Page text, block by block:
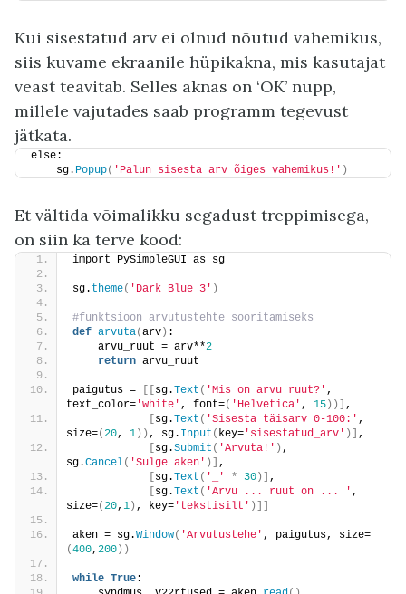
Kui sisestatud arv ei olnud nõutud vahemikus,
siis kuvame ekraanile hüpikakna, mis kasutajat
veast teavitab. Selles aknas on ‘OK’ nupp,
millele vajutades saab programm tegevust
jätkata.
else:
    sg.
Popup( 'Palun sisesta arv õiges vahemikus!' )
Et vältida võimalikku segadust treppimisega,
on siin ka terve kood:
import PySimpleGUI as sg
sg. theme( 'Dark Blue 3' )
#funktsioon arvutustehte sooritamiseks
def arvuta(arv) :
    arvu_ruut = arv**
2
return arvu_ruut
paigutus = [[sg.Text ( 'Mis on arvu ruut?' ,
text_color= 'white' , font=( 'Helvetica' , 15))] ,
[sg.Text ( 'Sisesta täisarv 0-100:' ,
size=(20, 1)) , sg. Input ( key= 'sisestatud_arv' )] ,
[sg.Submit ( 'Arvuta!' ) ,
sg.Cancel( 'Sulge aken' )] ,
[sg.Text ( '_' * 30)] ,
[sg.Text ( 'Arvu ... ruut on ... ' ,
size=(20, 1) , key= 'tekstisilt' )]]
aken = sg.Window( 'Arvutustehe' , paigutus, size=
(400, 200))
while True: